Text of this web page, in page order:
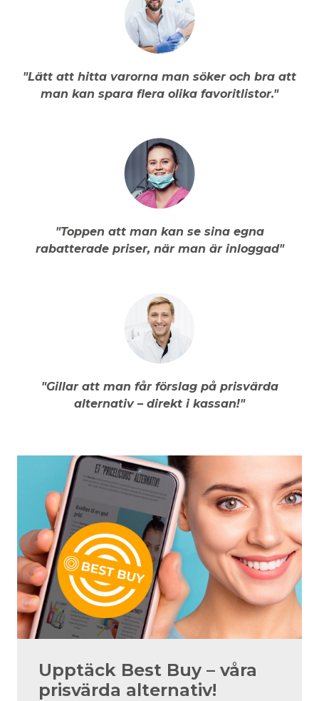
"Lätt att hitta varorna man söker och bra att
man kan spara flera olika favoritlistor."
"Toppen att man kan se sina egna
rabatterade priser, när man är inloggad"
"Gillar att man får förslag på prisvärda
alternativ – direkt i kassan!"
Upptäck Best Buy – våra
prisvärda alternativ!